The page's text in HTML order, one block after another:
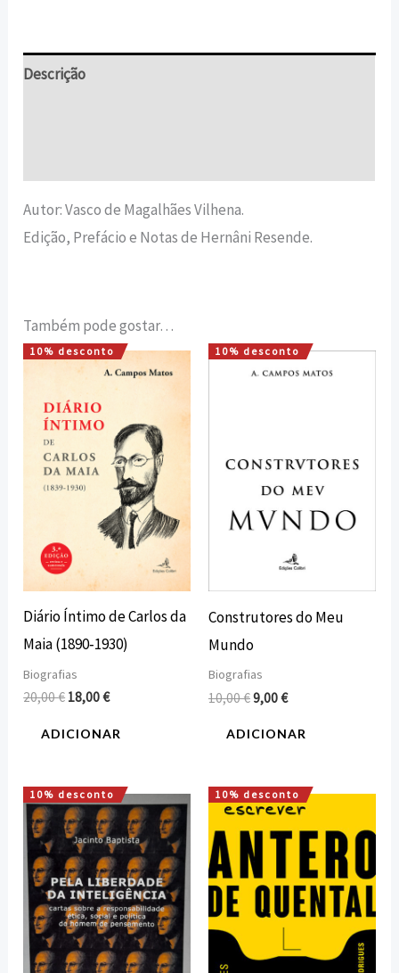
Descrição
Autor: Vasco de Magalhães Vilhena.
Edição, Prefácio e Notas de Hernâni Resende.
Também pode gostar…
10% desconto
Diário Íntimo de Carlos da
Maia (1890‐1930)
Biografias
20,00€
O
preço
era:
20,00 €.
18,00€
O
preço
atual
18,00 €.
ADICIONAR
10% desconto
Construtores do Meu
Mundo
Biografias
10,00€
O
preço
9,00€
O
preço
ADICIONAR
10% desconto
O
preço
original
era:
10,50 €.
O
preço
atual
é:
9,45 €.
10% desconto
O
preço
original
era:
20,00 €.
O
preço
atual
18,00 €.